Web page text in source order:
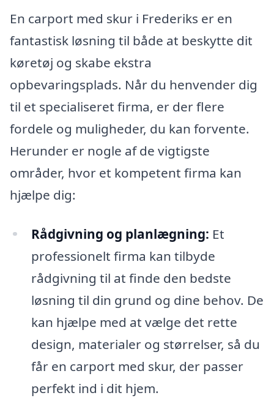
En carport med skur i Frederiks er en
fantastisk løsning til både at beskytte dit
køretøj og skabe ekstra
opbevaringsplads. Når du henvender dig
til et specialiseret firma, er der flere
fordele og muligheder, du kan forvente.
Herunder er nogle af de vigtigste
områder, hvor et kompetent firma kan
hjælpe dig:
Rådgivning og planlægning: Et
professionelt firma kan tilbyde
rådgivning til at finde den bedste
løsning til din grund og dine behov. De
kan hjælpe med at vælge det rette
design, materialer og størrelser, så du
får en carport med skur, der passer
perfekt ind i dit hjem.